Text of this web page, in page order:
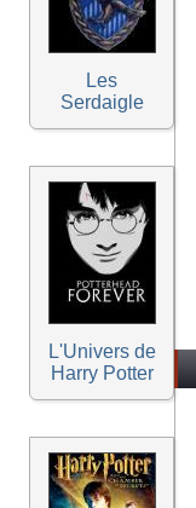
Les
Serdaigle
L'Univers de
Harry Potter